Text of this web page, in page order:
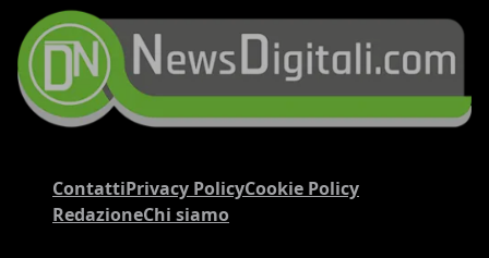
ContattiPrivacy PolicyCookie Policy
RedazioneChi siamo